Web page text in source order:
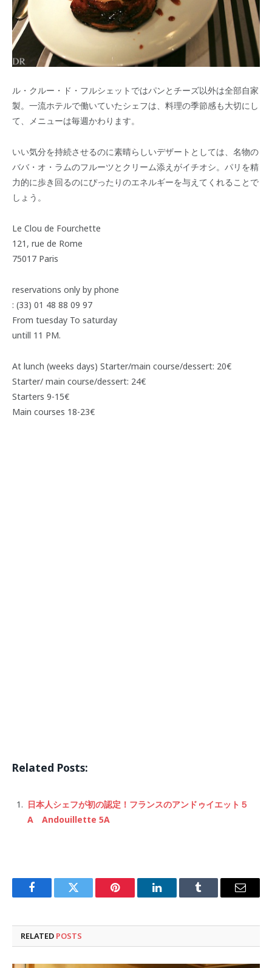
ル・クルー・ド・フルシェットではパンとチーズ以外は全部自家
製。一流ホテルで働いていたシェフは、料理の季節感も大切にし
て、メニューは毎週かわります。
いい気分を持続させるのに素晴らしいデザートとしては、名物の
ババ・オ・ラムのフルーツとクリーム添えがイチオシ。パリを精
力的に歩き回るのにぴったりのエネルギーを与えてくれることで
しょう。
Le Clou de Fourchette
121, rue de Rome
75017 Paris
reservations only by phone
: (33) 01 48 88 09 97
From tuesday To saturday
untill 11 PM.
At lunch (weeks days) Starter/main course/dessert: 20€
Starter/ main course/dessert: 24€
Starters 9-15€
Main courses 18-23€
Related Posts:
日本人シェフが初の認定！フランスのアンドゥイエット５
A Andouillette 5A
FacebookTwitter Pinterest LinkedInTumblr Email
RELATED POSTS